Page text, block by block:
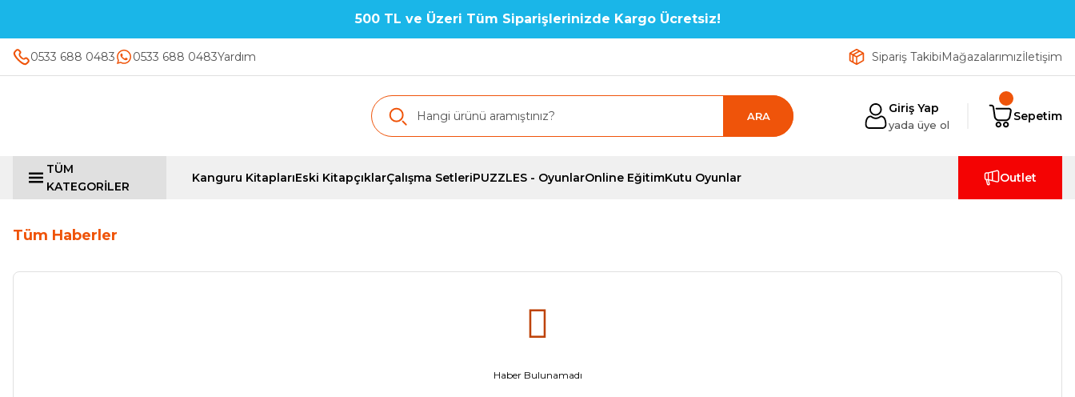
500 TL ve Üzeri Tüm Siparişlerinizde Kargo Ücretsiz!
0533 688 0483 0533 688 0483Yardım Sipariş TakibiMağazalarımızİletişim
ARA
Giriş Yap
yada üye ol
Sepetim
TÜM
KATEGORİLER
Kanguru KitaplarıEski KitapçıklarÇalışma SetleriPUZZLES - OyunlarOnline EğitimKutu Oyunlar Outlet
Tüm Haberler
Haber Bulunamadı